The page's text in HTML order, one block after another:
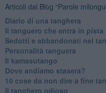
Articoli dal Blog “Parole
Diario di una tanghera
Il tanguero che entra in pista
Sedotti e abbandonati nel
Personalità tanguera
Il kamasutango
Dove andiamo stasera?
10 cose da non dire a fine
Il tanghero odioso